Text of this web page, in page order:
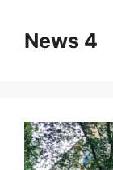
contentNews 4